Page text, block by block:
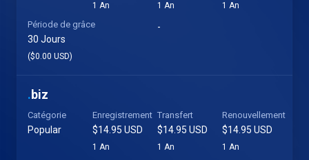
1 An 1 An 1 An
Période de grâce
30 Jours
($0.00 USD)
-
.biz
Catégorie
Popular
Enregistrement
$14.95 USD
1 An
Transfert
$14.95 USD
1 An
Renouvellement
$14.95 USD
1 An